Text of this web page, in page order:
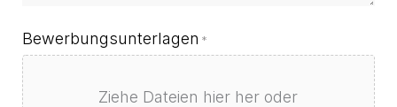
Bewerbungsunterlagen *
Ziehe Dateien hier her oder